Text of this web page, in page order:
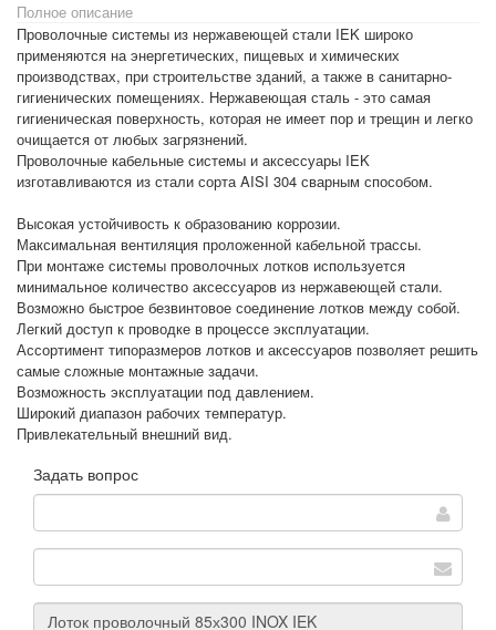
Полное описание
Проволочные системы из нержавеющей стали IEK широко
применяются на энергетических, пищевых и химических
производствах, при строительстве зданий, а также в санитарно-
гигиенических помещениях. Нержавеющая сталь - это самая
гигиеническая поверхность, которая не имеет пор и трещин и легко
очищается от любых загрязнений.
Проволочные кабельные системы и аксессуары IEK
изготавливаются из стали сорта AISI 304 сварным способом.
Высокая устойчивость к образованию коррозии.
Максимальная вентиляция проложенной кабельной трассы.
При монтаже системы проволочных лотков используется
минимальное количество аксессуаров из нержавеющей стали.
Возможно быстрое безвинтовое соединение лотков между собой.
Легкий доступ к проводке в процессе эксплуатации.
Ассортимент типоразмеров лотков и аксессуаров позволяет решить
самые сложные монтажные задачи.
Возможность эксплуатации под давлением.
Широкий диапазон рабочих температур.
Привлекательный внешний вид.
Задать вопрос